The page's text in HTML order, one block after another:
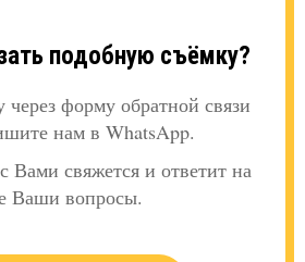
подобную съёмку?
через форму обратной связи
нам в WhatsApp.
свяжется и ответит на
Ваши вопросы.